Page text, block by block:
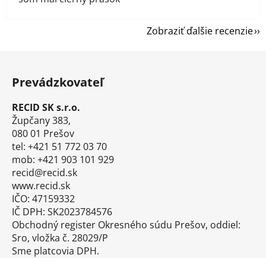
Zobraziť ďalšie recenzie
Prevádzkovateľ
RECID SK s.r.o.
Župčany 383,
080 01 Prešov
tel: +421 51 772 03 70
mob: +421 903 101 929
recid@recid.sk
www.recid.sk
IČO: 47159332
IČ DPH: SK2023784576
Obchodný register Okresného súdu Prešov, oddiel:
Sro, vložka č. 28029/P
Sme platcovia DPH.